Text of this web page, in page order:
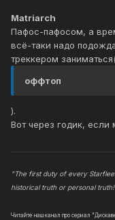
Matriarch
Пафос-пафосом, а
всё-таки надо
треккером
оффтоп
).
Вот через годик, если
"The first duty of every
historical truth or personal
Читайте наш канал про сериал